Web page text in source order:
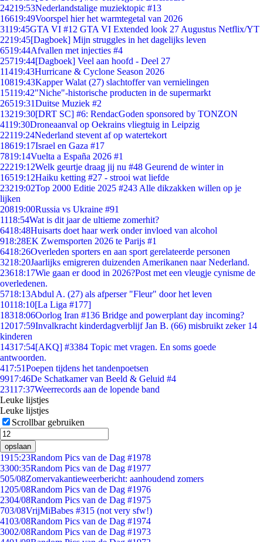
24219:53Nederlandstalige muziektopic #13
16619:49Voorspel hier het warmtegetal van 2026
3119:45GTA VI #12 GTA VI Extended look 27 Augustus Netflix/YT
2219:45[Dagboek] Mijn struggles in het dagelijks leven
6519:44Afvallen met injecties #4
25719:44[Dagboek] Veel aan hoofd - Deel 27
11419:43Hurricane & Cyclone Season 2026
10819:43Kapper Walat (27) slachtoffer van vernielingen
15119:42"Niche"-historische producten in de supermarkt
26519:31Duitse Muziek #2
13219:30[DRT SC] #6: RendacGoden sponsored by TONZON
4119:30Droneaanval op Oekrains vliegtuig in Leipzig
22119:24Nederland stevent af op watertekort
18619:17Israel en Gaza #17
7819:14Vuelta a España 2026 #1
22219:12Welk geurtje draag jij nu #48 Geurend de winter in
16519:12Haiku ketting #27 - strooi wat liefde
23219:02Top 2000 Editie 2025 #243 Alle dikzakken willen op je
lijken
20819:00Russia vs Ukraine #91
1118:54Wat is dit jaar de ultieme zomerhit?
6418:48Huisarts doet haar werk onder invloed van alcohol
918:28EK Zwemsporten 2026 te Parijs #1
6418:26Overleden sporters en aan sport gerelateerde personen
3218:20Jaarlijks emigreren duizenden Amerikanen naar Nederland.
23618:17Wie gaan er dood in 2026?Post met een vleugje cynisme de
overledenen.
5718:13Abdul A. (27) als afperser "Fleur" door het leven
10118:10[La Liga #177]
18318:06Oorlog Iran #136 Bridge and powerplant day incoming?
12017:59Invalkracht kinderdagverblijf Jan B. (66) misbruikt zeker 14
kinderen
14317:54[AKQ] #3384 Topic met vragen. En soms goede
antwoorden.
417:51Poepen tijdens het tandenpoetsen
9917:46De Schatkamer van Beeld & Geluid #4
23117:37Weerrecords aan de lopende band
Leuke lijstjes
Leuke lijstjes
Scrollbar gebruiken
opslaan
1915:23Random Pics van de Dag #1978
3300:35Random Pics van de Dag #1977
505/08Zomervakantieweerbericht: aanhoudend zomers
1205/08Random Pics van de Dag #1976
2304/08Random Pics van de Dag #1975
703/08VrijMiBabes #315 (not very sfw!)
4103/08Random Pics van de Dag #1974
3002/08Random Pics van de Dag #1973